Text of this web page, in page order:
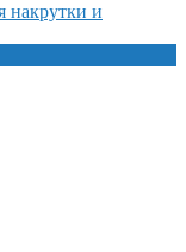
накрутки и